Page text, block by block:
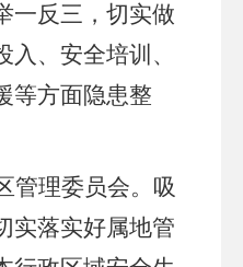
一反三，切实做
、安全培训、
等方面隐患整
管理委员会。 吸
实落实好属地管